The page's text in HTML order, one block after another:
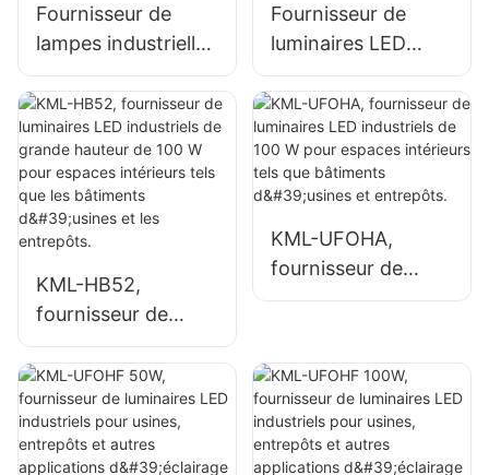
Fournisseur de
lampes industrielles
et minières LED
KML-HB30 150W
pour espaces
intérieurs tels que
gymnases et
entrepôts.
Fournisseur de
luminaires LED
KML-HB50 150W
pour espaces
intérieurs tels que
les ateliers de
réparation et les
KML-HB52,
fournisseur de
luminaires LED
industriels de
grande hauteur de
100 W pour
espaces intérieurs
KML-UFOHA,
fournisseur de
luminaires LED
W pour espaces
intérieurs tels que
bâtiments d'usines
et entrepôts.